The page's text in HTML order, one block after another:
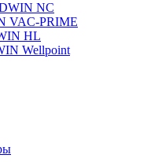
NC
VAC-PRIME
HL
Wellpoint